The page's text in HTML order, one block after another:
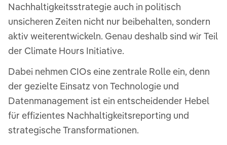
Nachhaltigkeitsstrategie auch in politisch
unsicheren Zeiten nicht nur beibehalten, sondern
aktiv weiterentwickeln. Genau deshalb sind wir Teil
der Climate Hours Initiative.
Dabei nehmen CIOs eine zentrale Rolle ein, denn
der gezielte Einsatz von Technologie und
Datenmanagement ist ein entscheidender Hebel
für effizientes Nachhaltigkeitsreporting und
strategische Transformationen.